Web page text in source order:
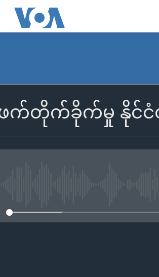
က်တိုက်ခိုက်မှု နိုင်ငံ